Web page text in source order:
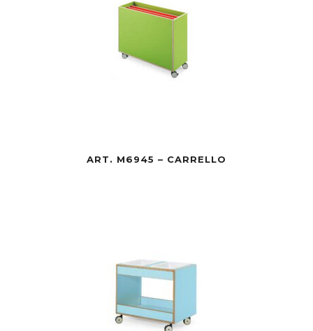
ART. M6945 – CARRELLO